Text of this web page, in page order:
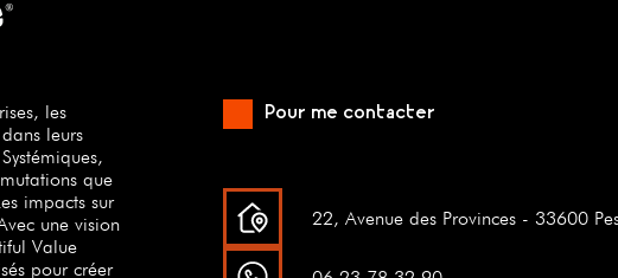
les
leurs
que
impacts sur
une vision
Value
pour créer
Pour me contacter
22, Avenue des Provinces - 33600